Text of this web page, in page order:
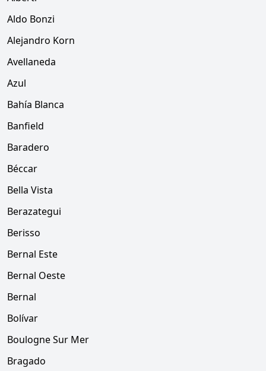
Aldo Bonzi
Alejandro Korn
Avellaneda
Azul
Bahía Blanca
Banfield
Baradero
Béccar
Bella Vista
Berazategui
Berisso
Bernal Este
Bernal Oeste
Bernal
Bolívar
Boulogne Sur Mer
Bragado